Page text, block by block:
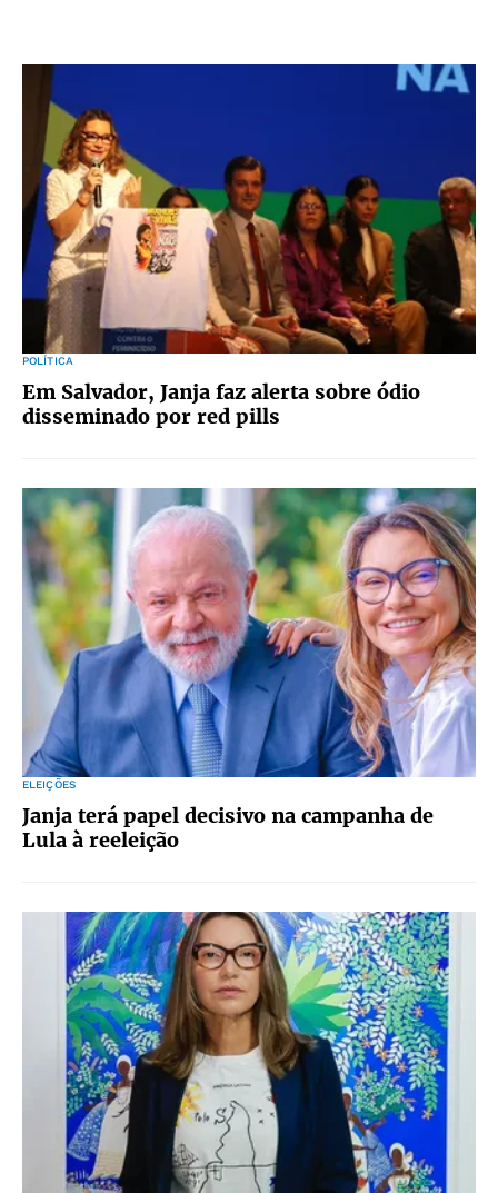
POLÍTICA
Em Salvador, Janja faz alerta sobre ódio
disseminado por red pills
ELEIÇÕES
Janja terá papel decisivo na campanha de
Lula à reeleição